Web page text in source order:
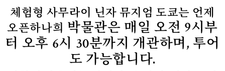
체험형 사무라이 닌자 뮤지엄 도쿄는 언제
오픈하나희 박물관은 매일 오전 9시부
터 오후 6시 30분까지 개관하며, 투어
도 가능합니다.